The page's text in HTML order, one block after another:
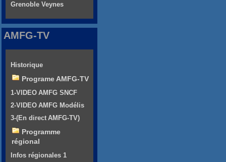
Grenoble Veynes
AMFG-TV
Historique
Programe AMFG-TV
1-VIDEO AMFG SNCF
2-VIDEO AMFG Modélis
3-(En direct AMFG-TV)
Programme
régional
Infos régionales 1